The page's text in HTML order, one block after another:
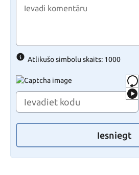
Atlikušo simbolu skaits: 1000
Iesniegt